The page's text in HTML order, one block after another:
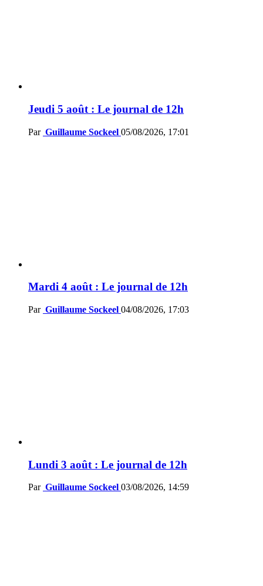
Jeudi 5 août : Le journal de 12h
Par Guillaume Sockeel 05/08/2026, 17:01
Mardi 4 août : Le journal de 12h
Par Guillaume Sockeel 04/08/2026, 17:03
Lundi 3 août : Le journal de 12h
Par Guillaume Sockeel 03/08/2026, 14:59